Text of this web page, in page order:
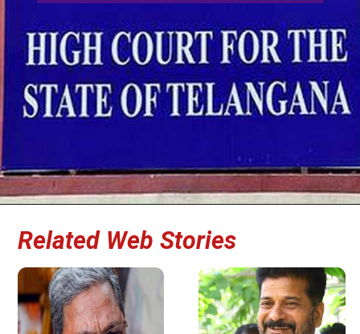
Related Web Stories